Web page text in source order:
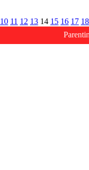
10 11 12 13 14 15 16 17 18